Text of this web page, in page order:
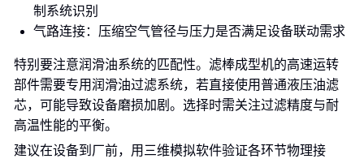
制系统识别
气路连接：压缩空气管径与压力是否满足设备联动需求
特别要注意润滑油系统的匹配性。滤棒成型机的高速运转
部件需要专用润滑油过滤系统，若直接使用普通液压油滤
芯，可能导致设备磨损加剧。选择时需关注过滤精度与耐
高温性能的平衡。
建议在设备到厂前，用三维模拟软件验证各环节物理接